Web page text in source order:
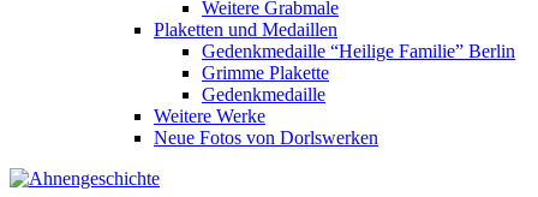
Weitere Grabmale
Plaketten und Medaillen
Gedenkmedaille “Heilige Familie” Berlin
Grimme Plakette
Gedenkmedaille
Weitere Werke
Neue Fotos von Dorlswerken